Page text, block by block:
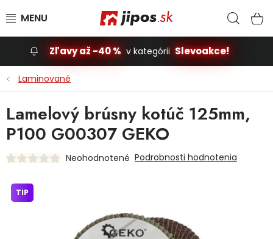
Slevoakce
Stavba, dom
Dielňa
Príslušenstvo pre automobily
Vybavenie a hračky pre deti
Zľavy až -40 % v kategórii Slevoakce!
Laminované
Lamelový brúsny kotúč 125mm,
P100 G00307 GEKO
Neohodnotené Podrobnosti hodnotenia
TIP